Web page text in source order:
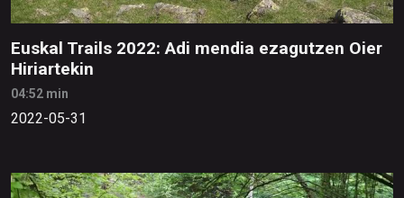
Euskal Trails 2022: Adi mendia ezagutzen Oier
Hiriartekin
04:52 min
2022-05-31